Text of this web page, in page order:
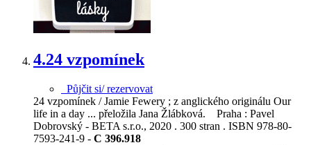
4.24 vzpomínek
Půjčit si/ rezervovat
24 vzpomínek / Jamie Fewery ; z anglického originálu Our
life in a day ... přeložila Jana Žlábková. Praha : Pavel
Dobrovský - BETA s.r.o., 2020 . 300 stran . ISBN 978-80-
7593-241-9 - C 396.918